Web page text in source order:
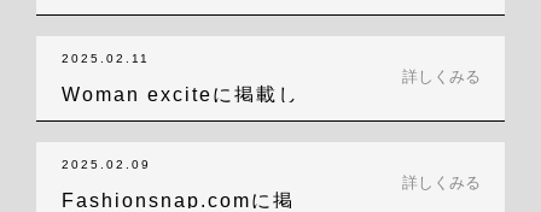
（かせ）の…
2025.02.11
Woman exciteに掲載し
てい…
詳しくみる
2025.02.09
Fashionsnap.comに掲
詳しくみる